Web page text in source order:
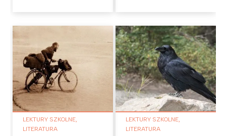
LEKTURY SZKOLNE,
LITERATURA
LEKTURY SZKOLNE,
LITERATURA